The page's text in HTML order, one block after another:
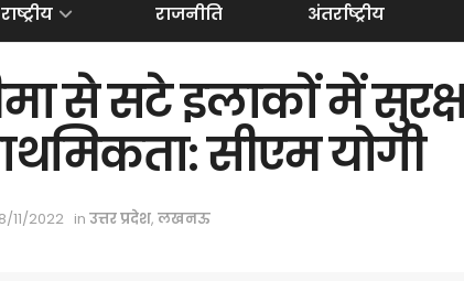
राष्ट्रीय राजनीति अंतर्राष्ट्रीय
से सटे इलाकों में
सीएम योगी
11/2022 in उत्तर प्रदेश, लखनऊ